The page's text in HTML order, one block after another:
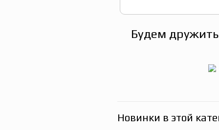
Будем
Новинки в этой